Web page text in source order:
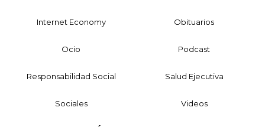
Internet Economy Obituarios
Ocio Podcast
Responsabilidad Social Salud Ejecutiva
Sociales Videos